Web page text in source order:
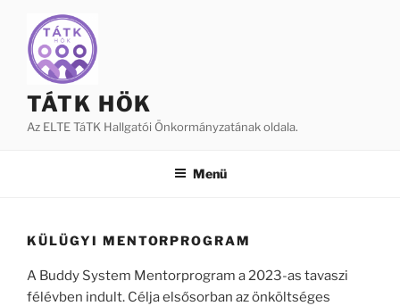
TÁTK HÖK
Az ELTE TáTK Hallgatói Önkormányzatának oldala.
Menü
KÜLÜGYI MENTORPROGRAM
A Buddy System Mentorprogram a 2023-as tavaszi
félévben indult. Célja elsősorban az önköltséges